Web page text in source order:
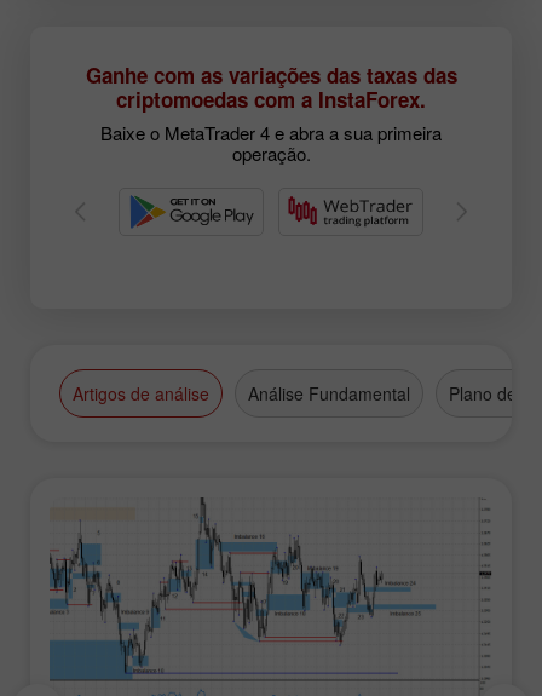
Ganhe com as variações das taxas das
criptomoedas com a InstaForex.
Baixe o MetaTrader 4 e abra a sua primeira
operação.
Artigos de análise Análise Fundamental Plano de